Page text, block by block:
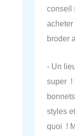
conseil
acheter
broder
- Un
super !
styles
quoi !